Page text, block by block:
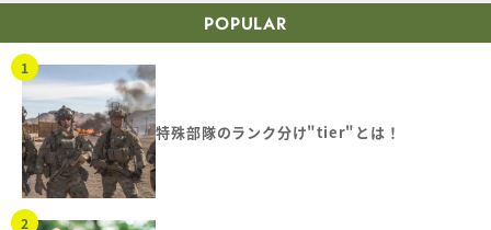
POPULAR
特殊部隊のランク分け"tier"とは！